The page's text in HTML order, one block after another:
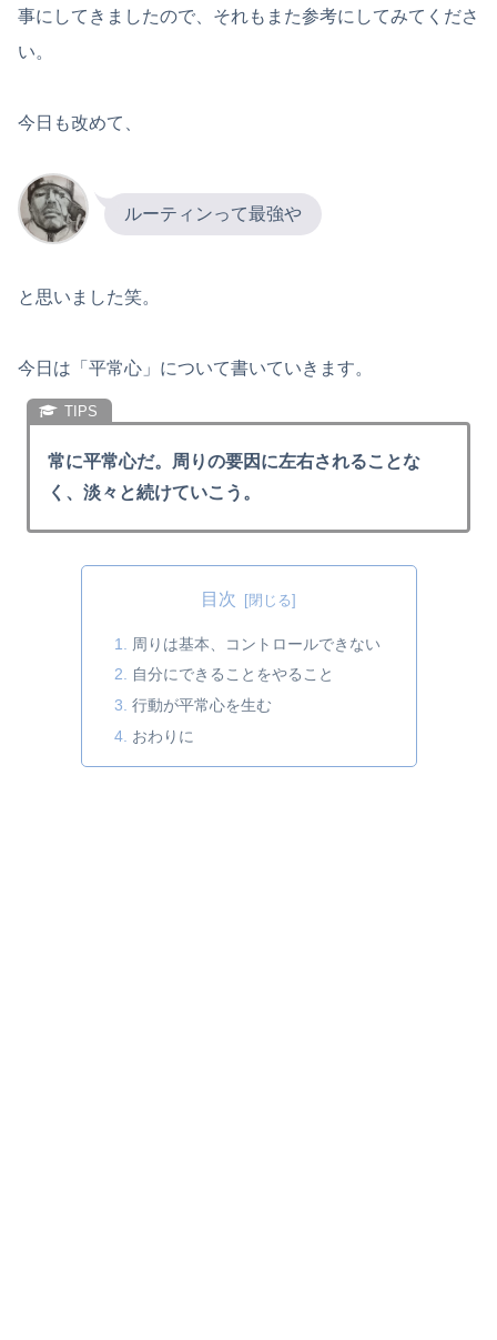
事にしてきましたので、それもまた参考にしてみてくださ
い。
今日も改めて、
ルーティンって最強や
と思いました笑。
今日は「平常心」について書いていきます。
常に平常心だ。周りの要因に左右されることな
く、淡々と続けていこう。
目次
周りは基本、コントロールできない
自分にできることをやること
行動が平常心を生む
おわりに